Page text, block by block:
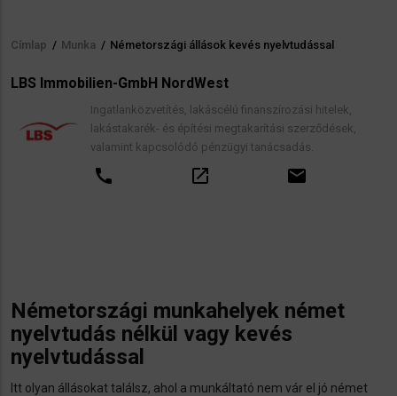
Morzsa
Címlap / Munka / Németországi állások kevés nyelvtudással
LBS Immobilien-GmbH NordWest
Ingatlanközvetítés, lakáscélú finanszírozási hitelek,
lakástakarék- és építési megtakarítási szerződések,
valamint kapcsolódó pénzügyi tanácsadás.
call open_in_new email
Németországi munkahelyek német
nyelvtudás nélkül vagy kevés
nyelvtudással
Itt olyan állásokat találsz, ahol a munkáltató nem vár el jó német